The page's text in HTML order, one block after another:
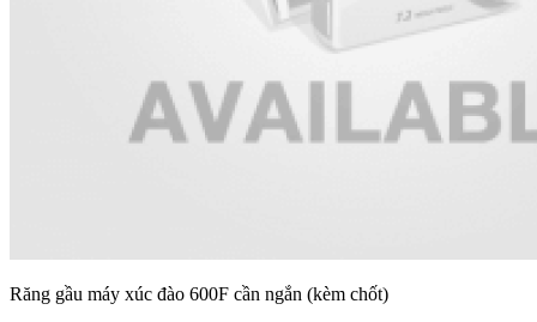
Răng gầu máy xúc đào 600F cần ngắn (kèm chốt)